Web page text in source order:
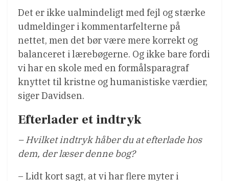
Det er ikke ualmindeligt med fejl og stærke
udmeldinger i kommentarfelterne på
nettet, men det bør være mere korrekt og
balanceret i lærebøgerne. Og ikke bare fordi
vi har en skole med en formålsparagraf
knyttet til kristne og humanistiske værdier,
siger Davidsen.
Efterlader et indtryk
– Hvilket indtryk håber du at efterlade hos
dem, der læser denne bog?
– Lidt kort sagt, at vi har flere myter i